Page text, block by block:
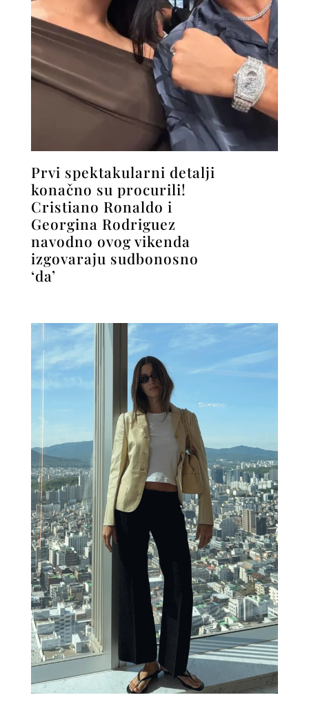
Prvi spektakularni detalji
konačno su procurili!
Cristiano Ronaldo i
Georgina Rodriguez
navodno ovog vikenda
izgovaraju sudbonosno
‘da’